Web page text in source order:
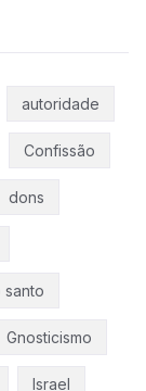
autoridade
Confissão
dons
santo
Gnosticismo
Israel